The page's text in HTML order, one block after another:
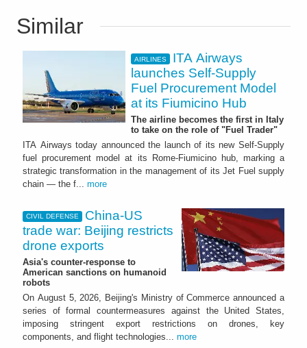
Similar
AIRLINES
ITA Airways
launches Self-Supply
Fuel Procurement Model
at its Fiumicino Hub
The airline becomes the first in Italy
to take on the role of "Fuel Trader"
ITA Airways today announced the launch of its new Self-Supply
fuel procurement model at its Rome-Fiumicino hub, marking a
strategic transformation in the management of its Jet Fuel supply
chain — the f... more
CIVIL DEFENSE
China-US
trade war: Beijing restricts
drone exports
Asia's counter-response to
American sanctions on humanoid
robots
On August 5, 2026, Beijing's Ministry of Commerce announced a
series of formal countermeasures against the United States,
imposing stringent export restrictions on drones, key
components, and flight technologies... more